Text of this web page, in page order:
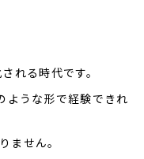
れる時代です。
ような形で経験できれ
ません。